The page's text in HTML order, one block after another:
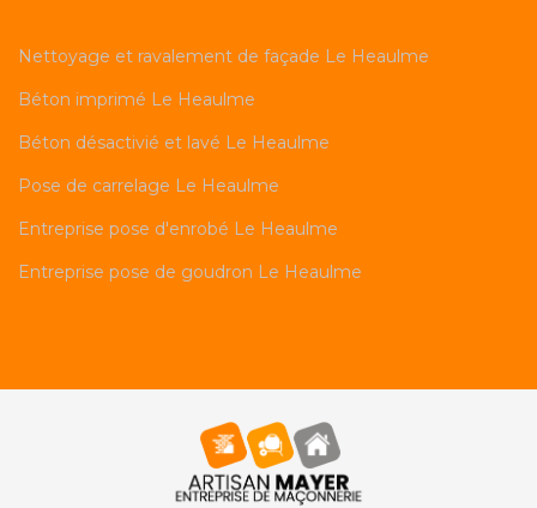
Nettoyage et ravalement de façade Le Heaulme
Béton imprimé Le Heaulme
Béton désactivié et lavé Le Heaulme
Pose de carrelage Le Heaulme
Entreprise pose d'enrobé Le Heaulme
Entreprise pose de goudron Le Heaulme